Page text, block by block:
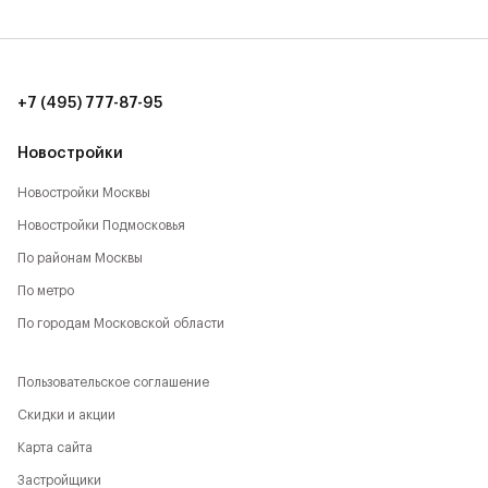
- Леоновская роща,
- Лосиный остров,
- Парк Сокольники,
- РАН,
- Парк Останкино,
Новостройки
Новостройки Москвы
Новостройки Подмосковья
По районам Москвы
По метро
По городам Московской области
+7 (495) 777-87-95
Пользовательское соглашение
Скидки и акции
Карта сайта
Застройщики